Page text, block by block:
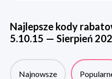
Najlepsze kody
5.10.15 — Sierpień
Najnowsze